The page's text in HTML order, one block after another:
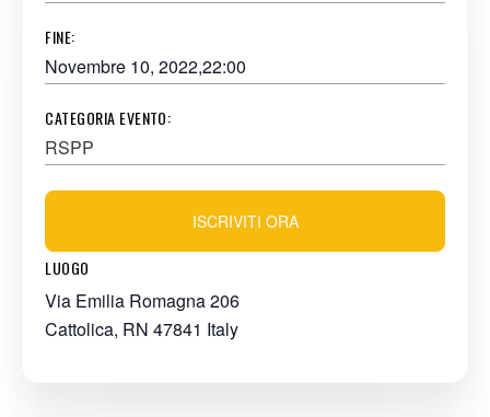
FINE:
Novembre 10, 2022,22:00
CATEGORIA EVENTO:
RSPP
LUOGO
Via Emilia Romagna 206
Cattolica, RN 47841 Italy
ISCRIVITI ORA